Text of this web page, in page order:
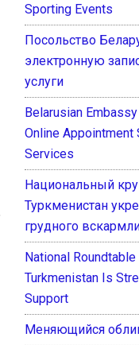
Sporting Events
Посольство
электронную
услуги
Belarusian
Online Appointment
Services
Национальный
Туркменистан
грудного
National
Turkmenistan Is
Support
Меняющийся